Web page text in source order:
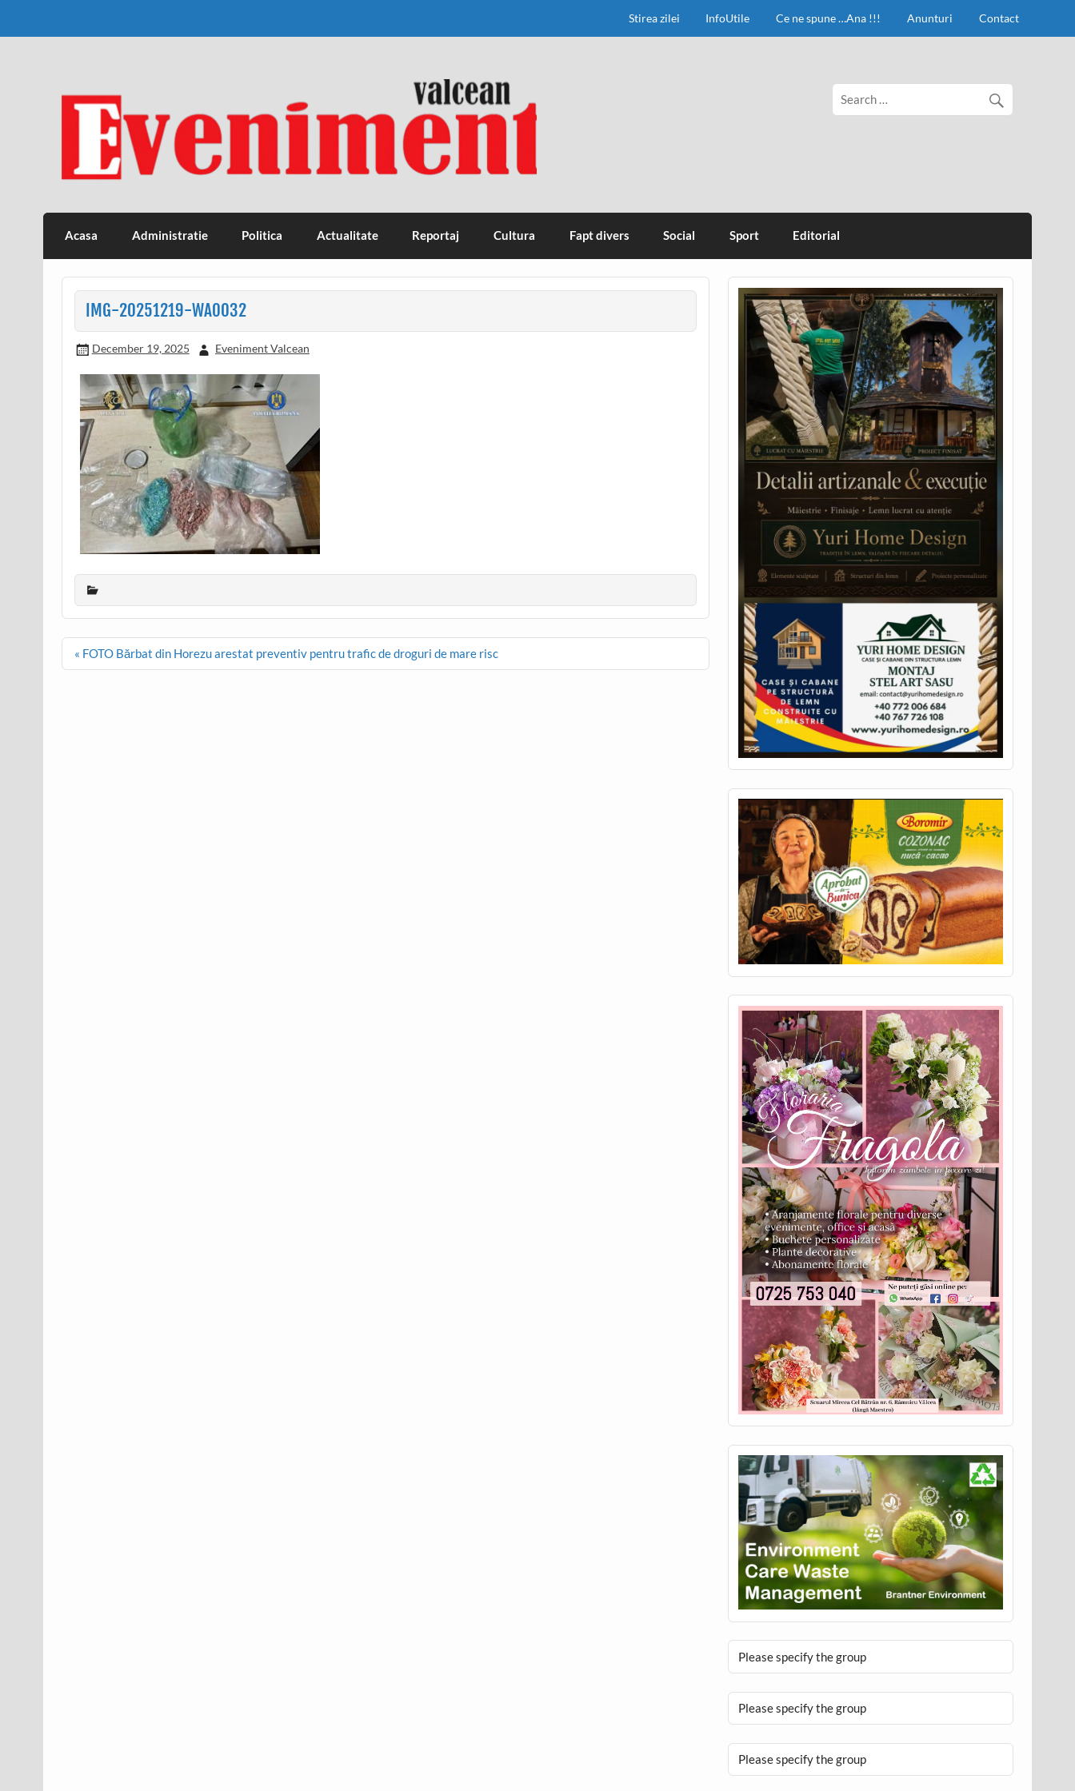
Stirea zilei InfoUtile Ce ne spune …Ana !!! Anunturi Contact
Eveniment Valcean
Acasa Administratie Politica Actualitate Reportaj Cultura Fapt divers Social Sport Editorial
IMG-20251219-WA0032
December 19, 2025 Eveniment Valcean
Post
« FOTO Bărbat din Horezu arestat preventiv pentru trafic de droguri de mare risc
Please specify the group
Please specify the group
Please specify the group